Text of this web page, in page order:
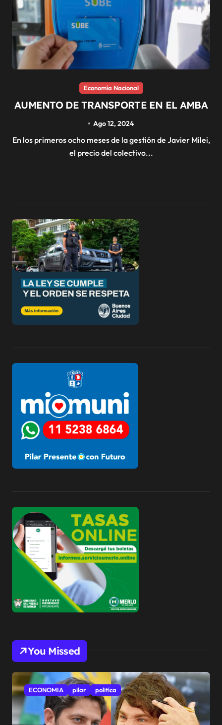
Economía Nacional
AUMENTO DE TRANSPORTE EN EL AMBA
Ago 12, 2024
En los primeros ocho meses de la gestión de Javier Milei,
el precio del colectivo...
You Missed
ECONOMIA pilar politíca